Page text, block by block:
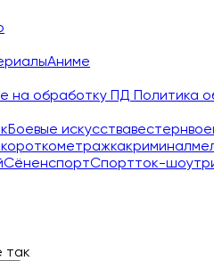
Аниме
на обработку ПД Политика
Боевые искусствавестерн
короткометражкакриминал
СёненспортСпортток-шоу
так